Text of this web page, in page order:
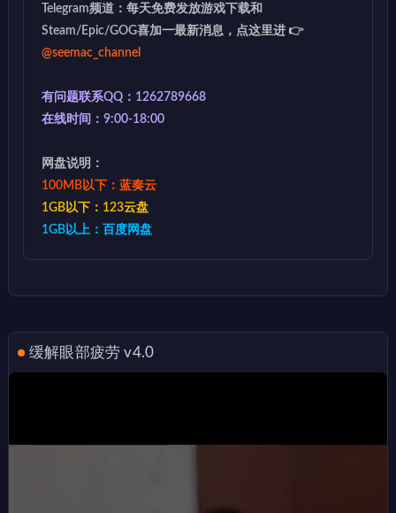
Telegram频道：每天免费发放游戏下载和
Steam/Epic/GOG喜加一最新消息，点这里进 👉
@seemac_channel
有问题联系QQ：1262789668
在线时间：9:00-18:00
网盘说明：
100MB以下：蓝奏云
1GB以下：123云盘
1GB以上：百度网盘
缓解眼部疲劳 v4.0